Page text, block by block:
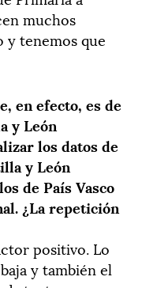
muchos
y tenemos que
en efecto, es de
y León
los datos de
y León
de País Vasco
¿La repetición
positivo. Lo
y también el